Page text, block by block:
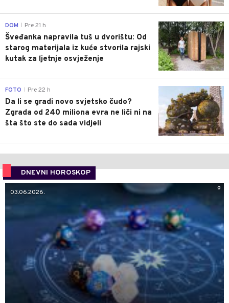
0
DOM Pre 21 h
Šveđanka napravila tuš u dvorištu: Od
starog materijala iz kuće stvorila rajski
kutak za ljetnje osvježenje
0
FOTO Pre 22 h
Da li se gradi novo svjetsko čudo?
Zgrada od 240 miliona evra ne liči ni na
šta što ste do sada vidjeli
DNEVNI HOROSKOP
0
03.06.2026.